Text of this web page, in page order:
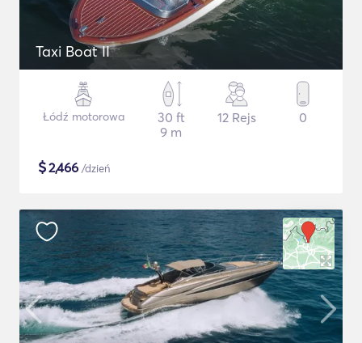
Taxi Boat II
Łódź motorowa
30 ft
9 m
12 Rejs 0
$2,466 /dzień